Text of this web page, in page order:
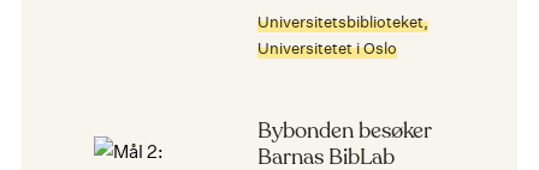
Universitetsbiblioteket,
Universitetet i Oslo
Bybonden besøker
Barnas BibLab